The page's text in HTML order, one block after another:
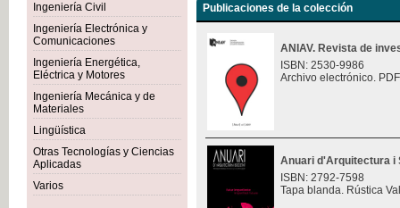
Ingeniería Civil
Ingeniería Electrónica y
Comunicaciones
Ingeniería Energética,
Eléctrica y Motores
Ingeniería Mecánica y de
Materiales
Lingüística
Otras Tecnologías y Ciencias
Aplicadas
Varios
Publicaciones de la colección
ANIAV. Revista de
ISBN: 2530-9986
Archivo electrónico.
Anuari d'Arquitectura i
ISBN: 2792-7598
Tapa blanda. Rústica